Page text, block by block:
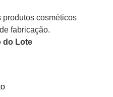
produtos cosméticos
fabricação.
do Lote